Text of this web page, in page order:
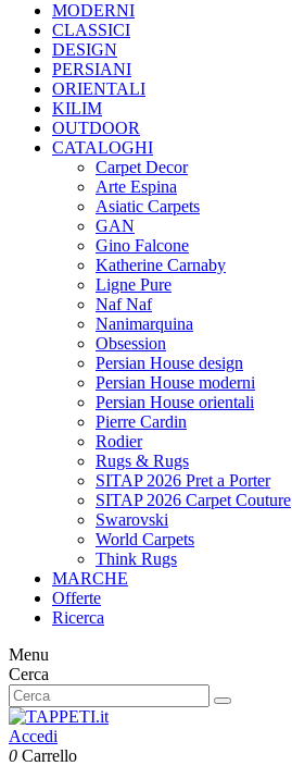
MODERNI
CLASSICI
DESIGN
PERSIANI
ORIENTALI
KILIM
OUTDOOR
CATALOGHI
Carpet Decor
Arte Espina
Asiatic Carpets
GAN
Gino Falcone
Katherine Carnaby
Ligne Pure
Naf Naf
Nanimarquina
Obsession
Persian House design
Persian House moderni
Persian House orientali
Pierre Cardin
Rodier
Rugs & Rugs
SITAP 2026 Pret a Porter
SITAP 2026 Carpet Couture
Swarovski
World Carpets
Think Rugs
MARCHE
Offerte
Ricerca
Menu
Cerca
Accedi
0 Carrello